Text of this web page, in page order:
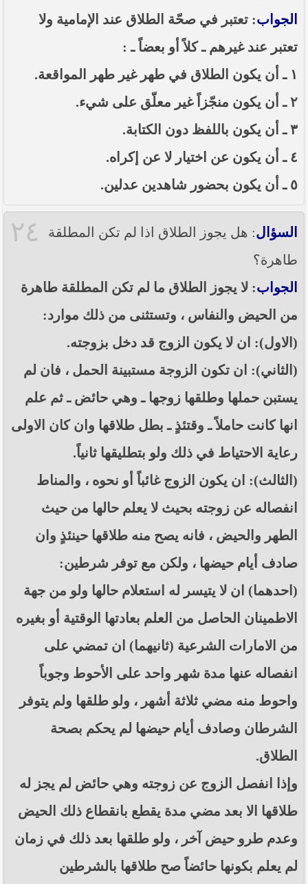
الجواب: تعتبر في صحّة الطلاق عند الإمامية ولا
تعتبر عند غيرهم ـ كلاً أو بعضاً ـ :
١ ـ أن يكون الطلاق في طهر غير طهر المواقعة.
٢ ـ أن يكون منجّزاً غير معلّق على شيء.
٣ ـ أن يكون باللفظ دون الكتابة.
٤ ـ أن يكون عن اختيار لا عن إكراه.
٥ ـ أن يكون بحضور شاهدين عدلين.
٢٤ السؤال: هل يجوز الطلاق اذا لم تكن المطلقة
طاهرة؟
الجواب: لا يجوز الطلاق ما لم تكن المطلقة طاهرة
من الحيض والنفاس ، وتستثنى من ذلك موارد:
(الاول): ان لا يكون الزوج قد دخل بزوجته.
(الثاني): ان تكون الزوجة مستبينة الحمل ، فان لم
يستبن حملها وطلقها زوجها ـ وهي حائض ـ ثم علم
انها كانت حاملاً ـ وقتئذٍ ـ بطل طلاقها وان كان الاولى
رعاية الاحتياط في ذلك ولو بتطليقها ثانياً.
(الثالث): ان يكون الزوج غائباً أو نحوه ، والمناط
انفصاله عن زوجته بحيث لا يعلم حالها من حيث
الطهر والحيض ، فانه يصح منه طلاقها حينئذٍ وان
صادف أيام حيضها ، ولكن مع توفر شرطين:
(احدهما) ان لا يتيسر له استعلام حالها ولو من جهة
الاطمينان الحاصل من العلم بعادتها الوقتية أو بغيره
من الامارات الشرعية (ثانيهما) ان تمضي على
انفصاله عنها مدة شهر واحد على الأحوط وجوباً
واحوط منه مضي ثلاثة أشهر ، ولو طلقها ولم يتوفر
الشرطان وصادف أيام حيضها لم يحكم بصحة
الطلاق.
وإذا انفصل الزوج عن زوجته وهي حائض لم يجز له
طلاقها الا بعد مضي مدة يقطع بانقطاع ذلك الحيض
وعدم طرو حيض آخر ، ولو طلقها بعد ذلك في زمان
لم يعلم بكونها حائضاً صح طلاقها بالشرطين